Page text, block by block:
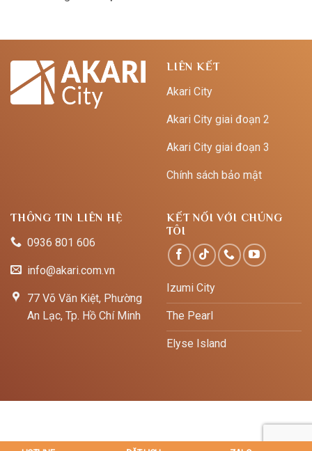
LIÊN KẾT
Akari City
Akari City giai đoạn 2
Akari City giai đoạn 3
Chính sách bảo mật
THÔNG TIN LIÊN HỆ
0936 801 606
info@akari.com.vn
77 Võ Văn Kiệt, Phường
An Lạc, Tp. Hồ Chí Minh
KẾT NỐI VỚI CHÚNG
TÔI
Izumi City
The Pearl
Elyse Island